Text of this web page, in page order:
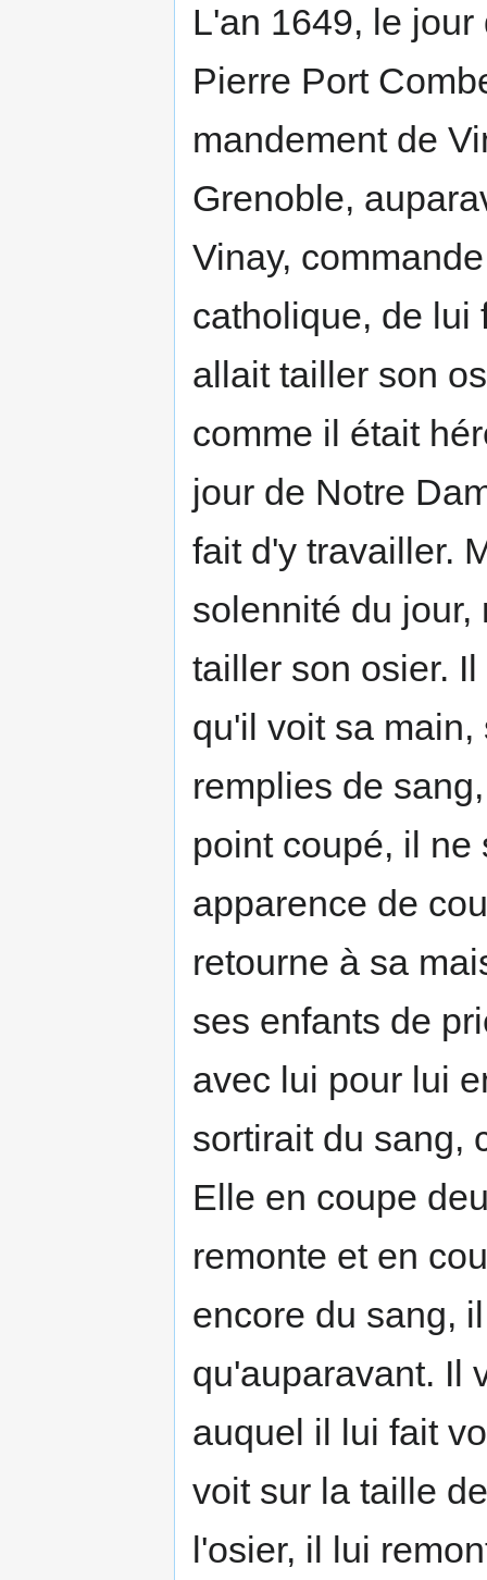
L'an 1649, le
Pierre Port
mandement de
Grenoble,
Vinay,
catholique, de lui
allait tailler son
comme il était
jour de Notre
fait d'y travailler.
solennité du
tailler son osier.
qu'il voit sa
remplies de
point coupé, il ne
apparence de
retourne à sa
ses enfants de
avec lui pour lui
sortirait du sang,
Elle en coupe
remonte et en
encore du sang,
qu'auparavant. Il
auquel il lui fait
voit sur la taille
l'osier, il lui